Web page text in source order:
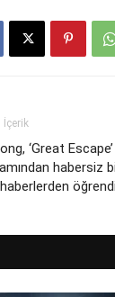
İçerik
‘Great
habersiz